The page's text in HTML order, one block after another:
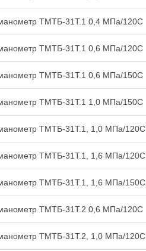
ТМТБ-31Т.1 0,4 МПа/120С
ТМТБ-31Т.1 0,6 МПа/120С
ТМТБ-31Т.1 0,6 МПа/150С
ТМТБ-31Т.1 1,0 МПа/150С
ТМТБ-31Т.1, 1,0 МПа/120С
ТМТБ-31Т.1, 1,6 МПа/120С
ТМТБ-31Т.1, 1,6 МПа/150С
ТМТБ-31Т.2 0,6 МПа/120С
ТМТБ-31Т.2, 1,0 МПа/120С